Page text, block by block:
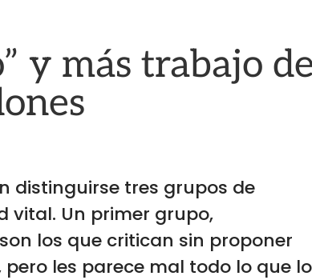
y más trabajo
distinguirse tres grupos de
vital. Un primer grupo,
los que critican sin proponer
les parece mal todo lo que